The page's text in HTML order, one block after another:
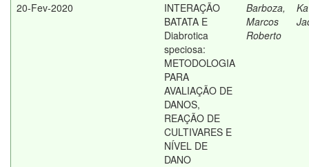
20-Fev-2020
INTERAÇÃO
BATATA E
Diabrotica
speciosa:
METODOLOGIA
PARA
AVALIAÇÃO DE
DANOS,
REAÇÃO DE
CULTIVARES E
NÍVEL DE
DANO
Barboza,
Marcos
Roberto